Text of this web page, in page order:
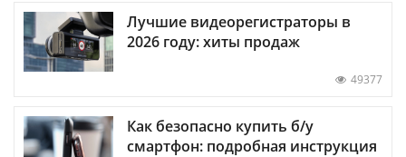
Лучшие видеорегистраторы в
2026 году: хиты продаж
49377
Как безопасно купить б/у
смартфон: подробная инструкция